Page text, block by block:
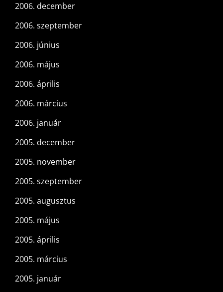
2006. december
2006. szeptember
2006. június
2006. május
2006. április
2006. március
2006. január
2005. december
2005. november
2005. szeptember
2005. augusztus
2005. május
2005. április
2005. március
2005. január